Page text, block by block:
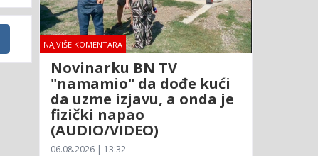
NAJVIŠE KOMENTARA
Novinarku BN TV
"namamio" da dođe kući
da uzme izjavu, a onda je
fizički napao
(AUDIO/VIDEO)
06.08.2026 | 13:32